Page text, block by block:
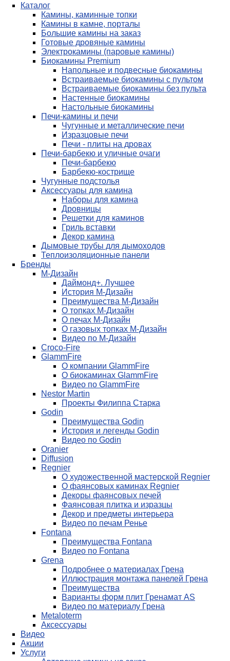
Каталог
Камины, каминные топки
Камины в камне, порталы
Большие камины на заказ
Готовые дровяные камины
Электрокамины (паровые камины)
Биокамины Premium
Напольные и подвесные биокамины
Встраиваемые биокамины с пультом
Встраиваемые биокамины без пульта
Настенные биокамины
Настольные биокамины
Печи-камины и печи
Чугунные и металлические печи
Изразцовые печи
Печи - плиты на дровах
Печи-барбекю и уличные очаги
Печи-барбекю
Барбекю-кострище
Чугунные подстолья
Аксессуары для камина
Наборы для камина
Дровницы
Решетки для каминов
Гриль вставки
Декор камина
Дымовые трубы для дымоходов
Теплоизоляционные панели
Бренды
М-Дизайн
Даймонд+. Лучшее
История М-Дизайн
Преимущества М-Дизайн
О топках М-Дизайн
О печах М-Дизайн
О газовых топках М-Дизайн
Видео по М-Дизайн
Croco-Fire
GlammFire
О компании GlammFire
О биокаминах GlammFire
Видео по GlammFire
Nestor Martin
Проекты Филиппа Старка
Godin
Преимущества Godin
История и легенды Godin
Видео по Godin
Oranier
Diffusion
Regnier
О художественной мастерской Regnier
О фаянсовых каминах Regnier
Декоры фаянсовых печей
Фаянсовая плитка и изразцы
Декор и предметы интерьера
Видео по печам Ренье
Fontana
Преимущества Fontana
Видео по Fontana
Grena
Подробнее о материалах Грена
Иллюстрация монтажа панелей Грена
Преимущества
Варианты форм плит Гренамат AS
Видео по материалу Грена
Metaloterm
Аксессуары
Видео
Акции
Услуги